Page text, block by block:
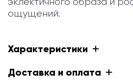
ощущений.
Характеристики
Доставка и оплата